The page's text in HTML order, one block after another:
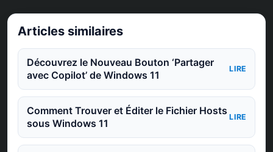
Articles similaires
Découvrez le Nouveau Bouton ‘Partager
avec Copilot’ de Windows 11
LIRE
Comment Trouver et Éditer le Fichier Hosts
sous Windows 11
LIRE